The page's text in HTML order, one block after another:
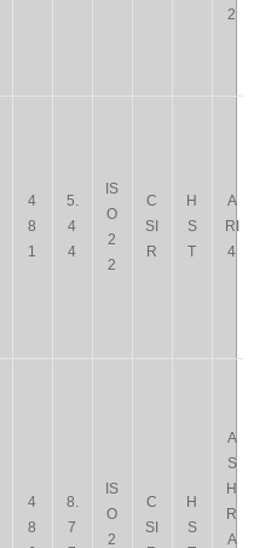
2
4
8
1
5.
4
4
IS
O
2
2
C
SI
R
H
S
T
A
RI
4
4
8
8.
7
IS
O
2
C
SI
H
S
A
S
H
R
A